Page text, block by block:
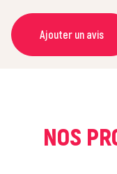
Ajouter un avis
NOM *
NOS